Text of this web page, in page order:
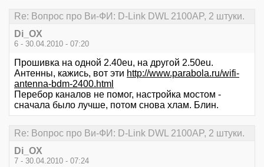
Re: Вопрос про Ви-ФИ: D-Link DWL 2100AP, 2 штуки.
Di_OX
6 - 30.04.2010 - 07:20
Прошивка на одной 2.40eu, на другой 2.50eu.
Антенны, кажись, вот эти http://www.parabola.ru/wifi-
antenna-bdm-2400.html
Перебор каналов не помог, настройка мостом -
сначала было лучше, потом снова хлам. Блин.
Re: Вопрос про Ви-ФИ: D-Link DWL 2100AP, 2 штуки.
Di_OX
7 - 30.04.2010 - 07:24